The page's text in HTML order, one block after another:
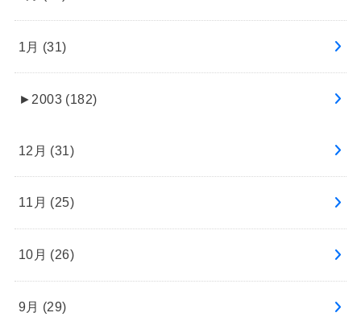
1月 (31)
► 2003 (182)
12月 (31)
11月 (25)
10月 (26)
9月 (29)